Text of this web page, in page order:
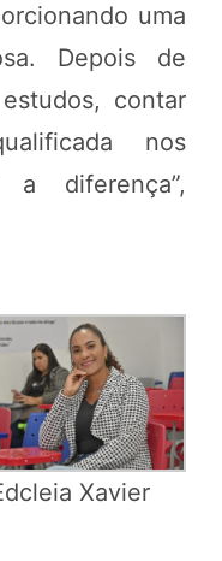
uma
Depois de
contar
nos
diferença”,
Xavier